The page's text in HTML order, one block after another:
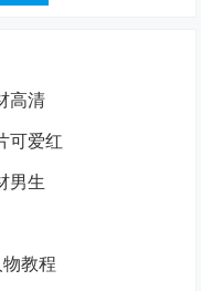
高清
可爱红
男生
教程